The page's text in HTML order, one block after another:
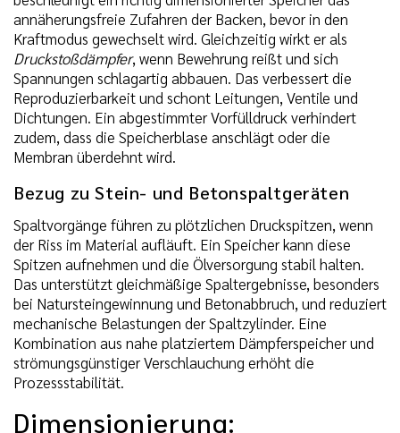
annäherungsfreie Zufahren der Backen, bevor in den
Kraftmodus gewechselt wird. Gleichzeitig wirkt er als
Druckstoßdämpfer, wenn Bewehrung reißt und sich
Spannungen schlagartig abbauen. Das verbessert die
Reproduzierbarkeit und schont Leitungen, Ventile und
Dichtungen. Ein abgestimmter Vorfülldruck verhindert
zudem, dass die Speicherblase anschlägt oder die
Membran überdehnt wird.
Bezug zu Stein- und Betonspaltgeräten
Spaltvorgänge führen zu plötzlichen Druckspitzen, wenn
der Riss im Material aufläuft. Ein Speicher kann diese
Spitzen aufnehmen und die Ölversorgung stabil halten.
Das unterstützt gleichmäßige Spaltergebnisse, besonders
bei Natursteingewinnung und Betonabbruch, und reduziert
mechanische Belastungen der Spaltzylinder. Eine
Kombination aus nahe platziertem Dämpferspeicher und
strömungsgünstiger Verschlauchung erhöht die
Prozessstabilität.
Dimensionierung: